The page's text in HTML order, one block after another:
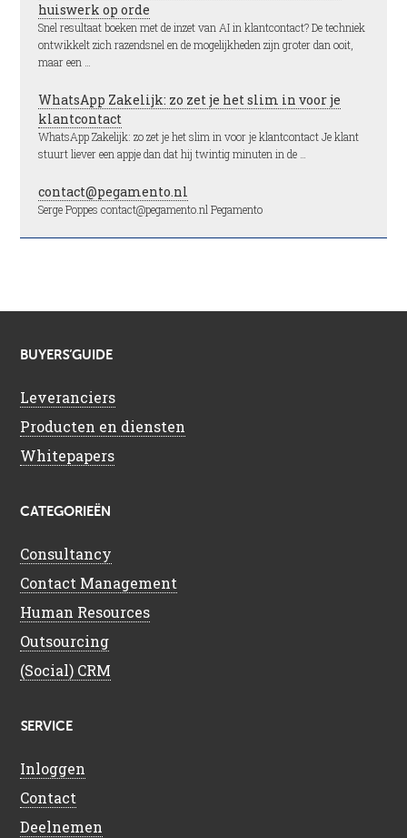
huiswerk op orde
Snel resultaat boeken met de inzet van AI in klantcontact? De techniek
ontwikkelt zich razendsnel en de mogelijkheden zijn groter dan ooit,
maar een …
WhatsApp Zakelijk: zo zet je het slim in voor je
klantcontact
WhatsApp Zakelijk: zo zet je het slim in voor je klantcontact Je klant
stuurt liever een appje dan dat hij twintig minuten in de …
contact@pegamento.nl
Serge Poppes contact@pegamento.nl Pegamento
BUYERS’GUIDE
Leveranciers
Producten en diensten
Whitepapers
CATEGORIEËN
Consultancy
Contact Management
Human Resources
Outsourcing
(Social) CRM
SERVICE
Inloggen
Contact
Deelnemen